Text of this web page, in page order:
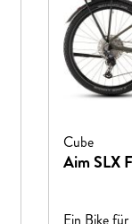
Cube
Aim SLX
Ein Bike für